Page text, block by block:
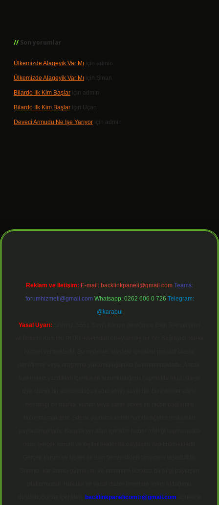
Son yorumlar
Ülkemizde Alageyik Var Mı için admin
Ülkemizde Alageyik Var Mı için Sinan
Bilardo Ilk Kim Başlar için admin
Bilardo Ilk Kim Başlar için Uçan
Deveci Armudu Ne Işe Yarıyor için admin
giriş
Reklam ve İletişim: E-mail: backlinkpaneli@gmail.com Teams:
forumhizmeti@gmail.com Whatsapp: 0262 606 0 726 Telegram:
@karabul
Yasal Uyarı:
backlinkpanelicomtr@gmail.com